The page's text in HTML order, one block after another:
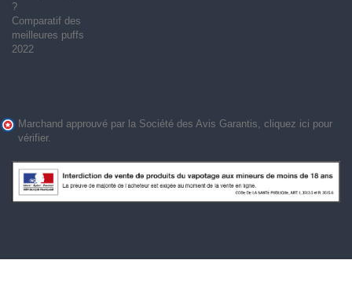
?
Comparatif des
meilleures puffs
2022
Marchand approuvé par la Société des Avis Garantis, cliquez ici pour
vérifier.